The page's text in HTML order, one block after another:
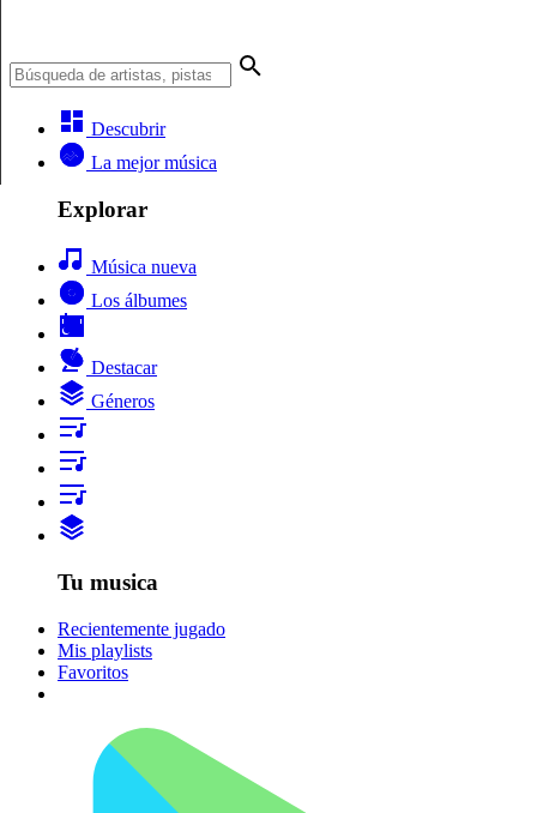
Descubrir
La mejor música
Explorar
Música nueva
Los álbumes
Destacar
Géneros
Tu musica
Recientemente jugado
Mis playlists
Favoritos